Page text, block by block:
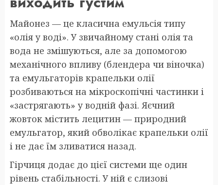
Майонез — це класична емульсія типу
«олія у воді». У звичайному стані олія та
вода не змішуються, але за допомогою
механічного впливу (блендера чи віночка)
та емульгаторів крапельки олії
розбиваються на мікроскопічні частинки і
«застрягають» у водній фазі. Яєчний
жовток містить лецитин — природний
емульгатор, який обволікає крапельки олії
і не дає їм зливатися назад.
Гірчиця додає до цієї системи ще один
рівень стабільності. У ній є слизові